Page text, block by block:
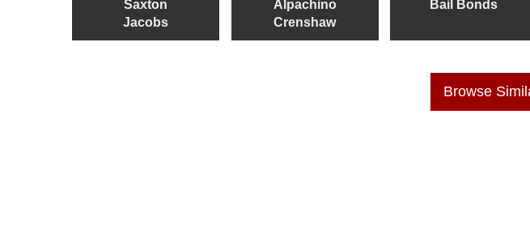
Saxton
Jacobs
Alpachino
Crenshaw
Bail Bonds
Browse